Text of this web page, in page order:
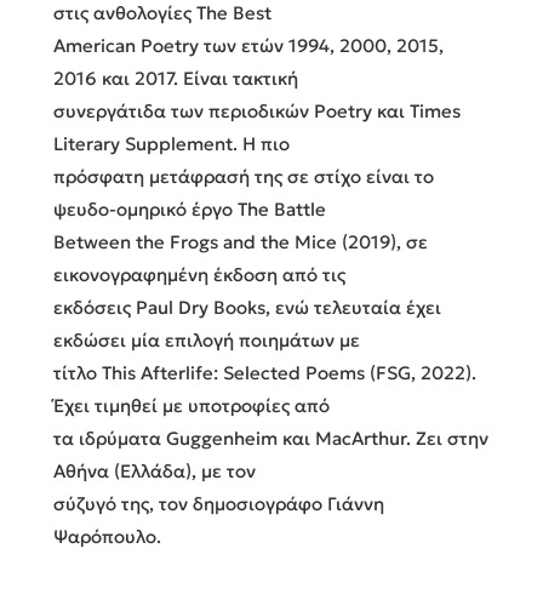
στις ανθολογίες The Best
American Poetry των ετών 1994, 2000, 2015,
2016 και 2017. Είναι τακτική
συνεργάτιδα των περιοδικών Poetry και Times
Literary Supplement. Η πιο
πρόσφατη μετάφρασή της σε στίχο είναι το
ψευδο-ομηρικό έργο The Battle
Between the Frogs and the Mice (2019), σε
εικονογραφημένη έκδοση από τις
εκδόσεις Paul Dry Books, ενώ τελευταία έχει
εκδώσει μία επιλογή ποιημάτων με
τίτλο This Afterlife: Selected Poems (FSG, 2022).
Έχει τιμηθεί με υποτροφίες από
τα ιδρύματα Guggenheim και MacArthur. Ζει στην
Αθήνα (Ελλάδα), με τον
σύζυγό της, τον δημοσιογράφο Γιάννη
Ψαρόπουλο.